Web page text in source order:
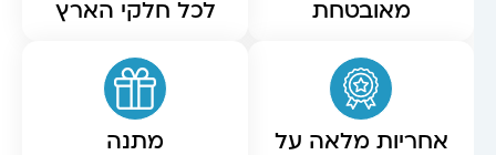
מאובטחת
לכל חלקי הארץ
אחריות מלאה על
מתנה